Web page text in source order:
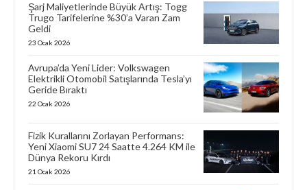
Şarj Maliyetlerinde Büyük Artış: Togg
Trugo Tarifelerine %30’a Varan Zam
Geldi
23 Ocak 2026
Avrupa’da Yeni Lider: Volkswagen
Elektrikli Otomobil Satışlarında Tesla’yı
Geride Bıraktı
22 Ocak 2026
Fizik Kurallarını Zorlayan Performans:
Yeni Xiaomi SU7 24 Saatte 4.264 KM ile
Dünya Rekoru Kırdı
21 Ocak 2026